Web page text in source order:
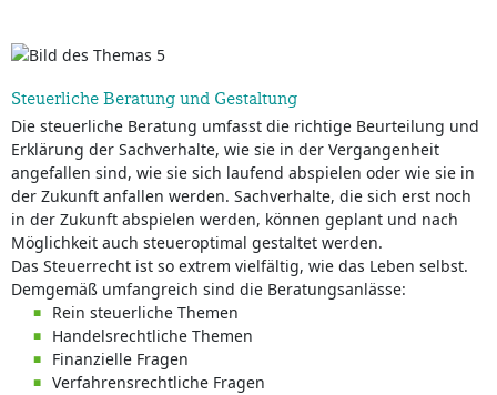
Steuerliche Beratung und Gestaltung
Die steuerliche Beratung umfasst die richtige Beurteilung und
Erklärung der Sachverhalte, wie sie in der Vergangenheit
angefallen sind, wie sie sich laufend abspielen oder wie sie in
der Zukunft anfallen werden. Sachverhalte, die sich erst noch
in der Zukunft abspielen werden, können geplant und nach
Möglichkeit auch steueroptimal gestaltet werden.
Das Steuerrecht ist so extrem vielfältig, wie das Leben selbst.
Demgemäß umfangreich sind die Beratungsanlässe:
Rein steuerliche Themen
Handelsrechtliche Themen
Finanzielle Fragen
Verfahrensrechtliche Fragen